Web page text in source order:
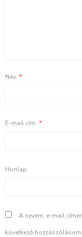
Név *
E-mail cím *
Honlap
A nevem, e-mail
következő